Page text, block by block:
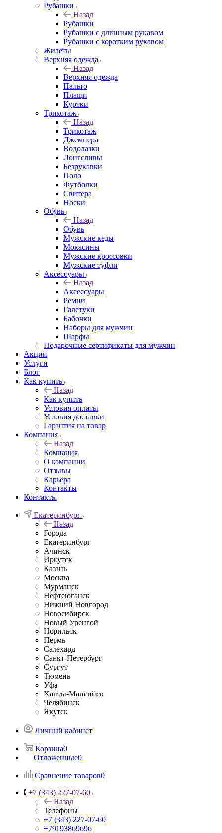
Рубашки
Назад
Рубашки
Рубашки с длинным рукавом
Рубашки с коротким рукавом
Жилеты
Верхняя одежда
Назад
Верхняя одежда
Пальто
Плащи
Куртки
Трикотаж
Назад
Трикотаж
Джемпера
Водолазки
Лонгсливы
Безрукавки
Поло
Футболки
Свитера
Носки
Обувь
Назад
Обувь
Мужские кеды
Мокасины
Мужские кроссовки
Мужские туфли
Аксессуары
Назад
Аксессуары
Ремни
Галстуки
Бабочки
Наборы для мужчин
Шарфы
Подарочные сертификаты для мужчин
Акции
Услуги
Блог
Как купить
Назад
Как купить
Условия оплаты
Условия доставки
Гарантия на товар
Компания
Назад
Компания
О компании
Отзывы
Карьера
Контакты
Контакты
Екатеринбург
Назад
Города
Екатеринбург
Ачинск
Иркутск
Казань
Москва
Мурманск
Нефтеюганск
Нижний Новгород
Новосибирск
Новый Уренгой
Норильск
Пермь
Салехард
Санкт-Петербург
Сургут
Тюмень
Уфа
Ханты-Мансийск
Челябинск
Якутск
Личный кабинет
Корзина0
Отложенные0
Сравнение товаров0
+7 (343) 227-07-60
Назад
Телефоны
+7 (343) 227-07-60
+79193869696